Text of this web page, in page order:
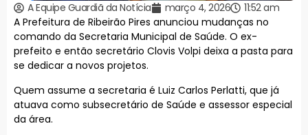
A Equipe Guardiã da Notícia março 4, 2026
11:52 am
A Prefeitura de Ribeirão Pires anunciou mudanças no
comando da Secretaria Municipal de Saúde. O ex-
prefeito e então secretário Clovis Volpi deixa a pasta para
se dedicar a novos projetos.
Quem assume a secretaria é Luiz Carlos Perlatti, que já
atuava como subsecretário de Saúde e assessor especial
da área.